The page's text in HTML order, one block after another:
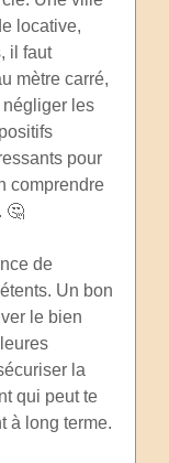
locative,
il faut
mètre carré,
négliger les
pour
comprendre
🤔
de
Un bon
le bien
la
qui peut te
à long terme.